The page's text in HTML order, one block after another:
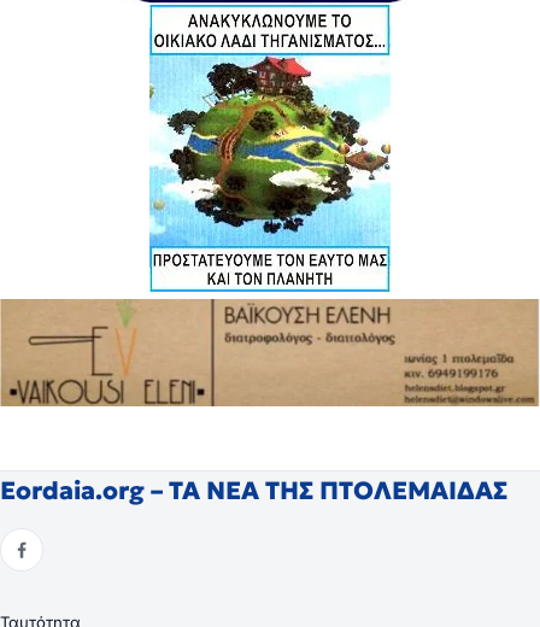
Eordaia.org – ΤΑ ΝΕΑ ΤΗΣ ΠΤΟΛΕΜΑΙΔΑΣ
Ταυτότητα